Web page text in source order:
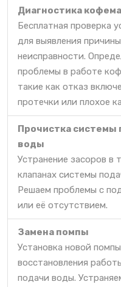
Диагностика
Бесплатная проверка
для выявления причины
неисправности.
проблемы в работе
такие как отказ
протечки или плохое
Прочистка системы
воды
Устранение засоров в
клапанах системы
Решаем проблемы с
или её отсутствием.
Замена помпы
Установка новой
восстановления
подачи воды.